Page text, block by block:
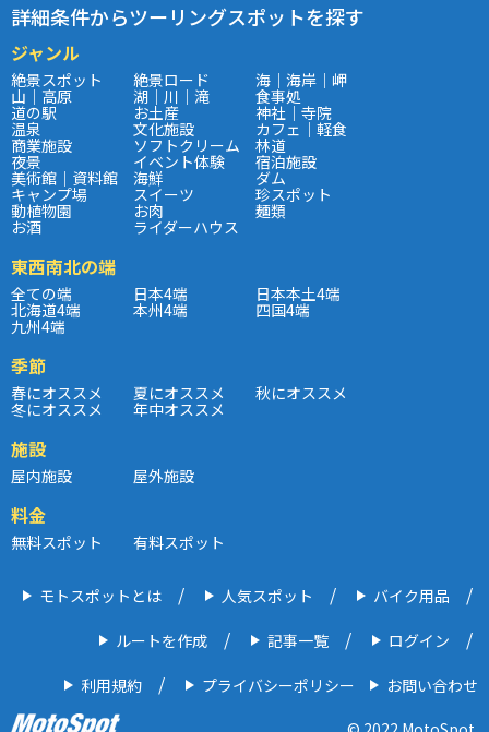
詳細条件からツーリングスポットを探す
ジャンル
絶景スポット 絶景ロード 海｜海岸｜岬
山｜高原 湖｜川｜滝 食事処
道の駅 お土産 神社｜寺院
温泉 文化施設 カフェ｜軽食
商業施設 ソフトクリーム 林道
夜景 イベント体験 宿泊施設
美術館｜資料館 海鮮 ダム
キャンプ場 スイーツ 珍スポット
動植物園 お肉 麺類
お酒 ライダーハウス
東西南北の端
全ての端 日本4端 日本本土4端
北海道4端 本州4端 四国4端
九州4端
季節
春にオススメ 夏にオススメ 秋にオススメ
冬にオススメ 年中オススメ
施設
屋内施設 屋外施設
料金
無料スポット 有料スポット
モトスポットとは 人気スポット バイク用品
ルートを作成 記事一覧 ログイン
利用規約 プライバシーポリシー
お問い合わせ